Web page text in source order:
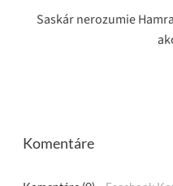
Saskár nerozumie
Komentáre